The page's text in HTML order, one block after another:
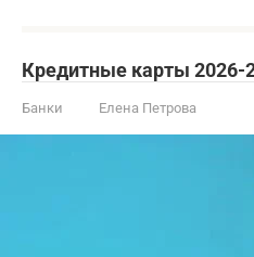
Кредитные карты 2026-
Банки Елена Петрова